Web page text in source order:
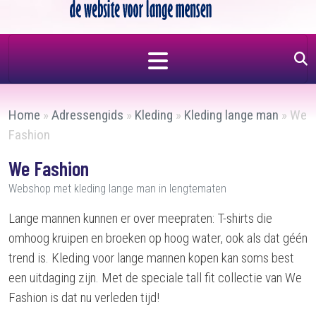
Home » Adressengids » Kleding » Kleding lange man » We
Fashion
We Fashion
Webshop met kleding lange man in lengtematen
Lange mannen kunnen er over meepraten: T-shirts die
omhoog kruipen en broeken op hoog water, ook als dat géén
trend is. Kleding voor lange mannen kopen kan soms best
een uitdaging zijn. Met de speciale tall fit collectie van We
Fashion is dat nu verleden tijd!